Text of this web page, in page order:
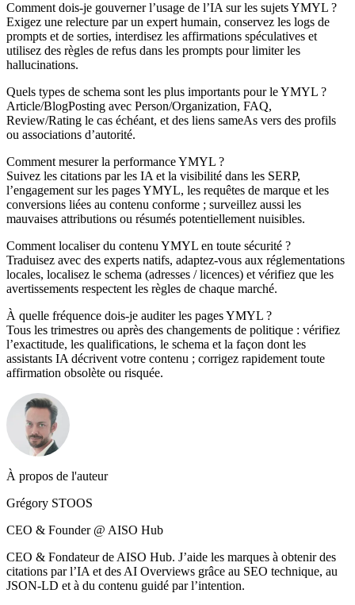
Comment dois‑je gouverner l’usage de l’IA sur les sujets YMYL ?
Exigez une relecture par un expert humain, conservez les logs de
prompts et de sorties, interdisez les affirmations spéculatives et
utilisez des règles de refus dans les prompts pour limiter les
hallucinations.
Quels types de schema sont les plus importants pour le YMYL ?
Article/BlogPosting avec Person/Organization, FAQ,
Review/Rating le cas échéant, et des liens sameAs vers des profils
ou associations d’autorité.
Comment mesurer la performance YMYL ?
Suivez les citations par les IA et la visibilité dans les SERP,
l’engagement sur les pages YMYL, les requêtes de marque et les
conversions liées au contenu conforme ; surveillez aussi les
mauvaises attributions ou résumés potentiellement nuisibles.
Comment localiser du contenu YMYL en toute sécurité ?
Traduisez avec des experts natifs, adaptez‑vous aux réglementations
locales, localisez le schema (adresses / licences) et vérifiez que les
avertissements respectent les règles de chaque marché.
À quelle fréquence dois‑je auditer les pages YMYL ?
Tous les trimestres ou après des changements de politique : vérifiez
l’exactitude, les qualifications, le schema et la façon dont les
assistants IA décrivent votre contenu ; corrigez rapidement toute
affirmation obsolète ou risquée.
À propos de l'auteur
Grégory STOOS
CEO & Founder @ AISO Hub
CEO & Fondateur de AISO Hub. J’aide les marques à obtenir des
citations par l’IA et des AI Overviews grâce au SEO technique, au
JSON-LD et à du contenu guidé par l’intention.